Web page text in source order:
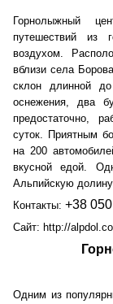
Горнолыжный
путешествий из
воздухом.
вблизи села
склон длинной
оснежения, два
предостаточно,
суток. Приятным
на 200
вкусной едой.
Альпийскую
Контакты: +38
Сайт: http://
Одним из